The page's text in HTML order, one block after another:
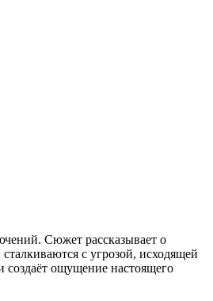
Сюжет рассказывает о
с угрозой, исходящей
ощущение настоящего